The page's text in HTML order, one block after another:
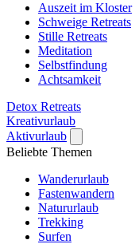
Auszeit im Kloster
Schweige Retreats
Stille Retreats
Meditation
Selbstfindung
Achtsamkeit
Detox Retreats
Kreativurlaub
Aktivurlaub
Beliebte Themen
Wanderurlaub
Fastenwandern
Natururlaub
Trekking
Surfen